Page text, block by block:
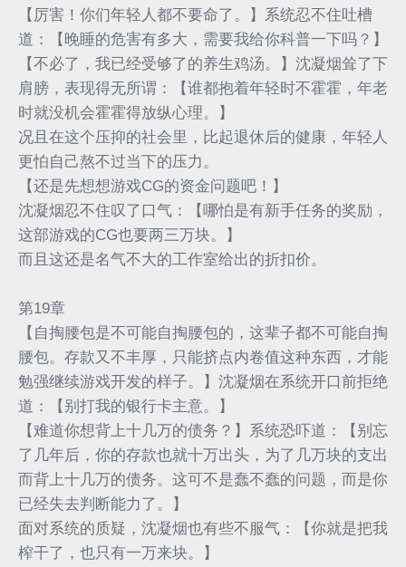
【厉害！你们年轻人都不要命了。】系统忍不住吐槽
道：【晚睡的危害有多大，需要我给你科普一下吗？】
【不必了，我已经受够了的养生鸡汤。】沈凝烟耸了下
肩膀，表现得无所谓：【谁都抱着年轻时不霍霍，年老
时就没机会霍霍得放纵心理。】
况且在这个压抑的社会里，比起退休后的健康，年轻人
更怕自己熬不过当下的压力。
【还是先想想游戏CG的资金问题吧！】
沈凝烟忍不住叹了口气：【哪怕是有新手任务的奖励，
这部游戏的CG也要两三万块。】
而且这还是名气不大的工作室给出的折扣价。
第19章
【自掏腰包是不可能自掏腰包的，这辈子都不可能自掏
腰包。存款又不丰厚，只能挤点内卷值这种东西，才能
勉强继续游戏开发的样子。】沈凝烟在系统开口前拒绝
道：【别打我的银行卡主意。】
【难道你想背上十几万的债务？】系统恐吓道：【别忘
了几年后，你的存款也就十万出头，为了几万块的支出
而背上十几万的债务。这可不是蠢不蠢的问题，而是你
已经失去判断能力了。】
面对系统的质疑，沈凝烟也有些不服气：【你就是把我
榨干了，也只有一万来块。】